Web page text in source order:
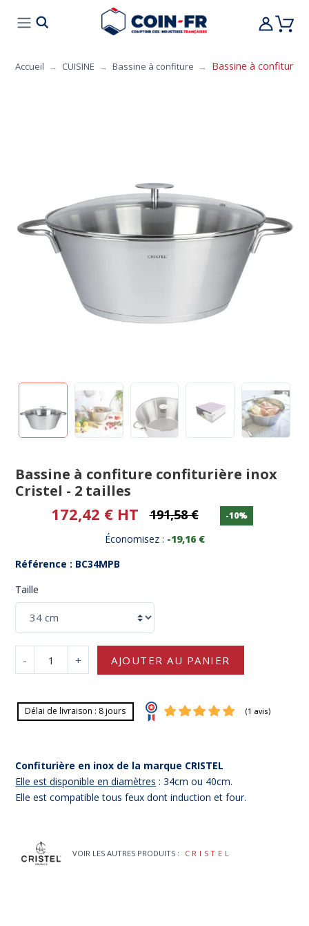
CUISINE MOBILIER
Accueil CUISINE Bassine à confiture Bassine à confiture
Bassine à confiture confiturière inox
Cristel - 2 tailles
172,42 € HT 191,58 € -10%
Économisez : -19,16 €
Référence : BC34MPB
Taille
- + AJOUTER AU PANIER
Délai de livraison : 8 jours
Confiturière en inox de la marque CRISTEL
Elle est disponible en diamètres : 34cm ou 40cm.
Elle est compatible tous feux dont induction et four.
VOIR LES AUTRES PRODUITS : CRISTEL